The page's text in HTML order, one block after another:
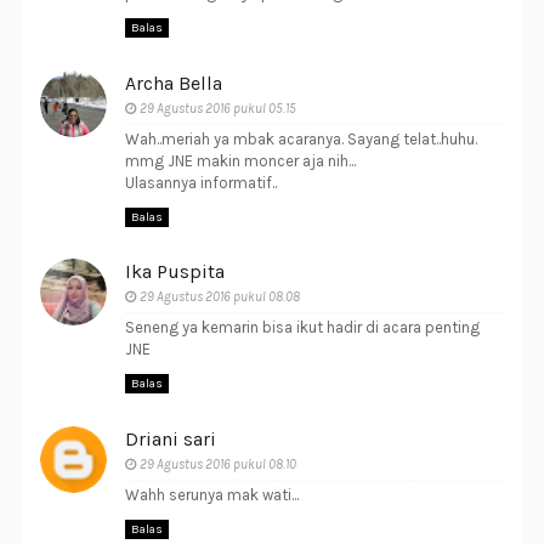
Balas
Archa Bella
29 Agustus 2016 pukul 05.15
Wah..meriah ya mbak acaranya. Sayang telat..huhu.
mmg JNE makin moncer aja nih...
Ulasannya informatif..
Balas
Ika Puspita
29 Agustus 2016 pukul 08.08
Seneng ya kemarin bisa ikut hadir di acara penting
JNE
Balas
Driani sari
29 Agustus 2016 pukul 08.10
Wahh serunya mak wati...
Balas